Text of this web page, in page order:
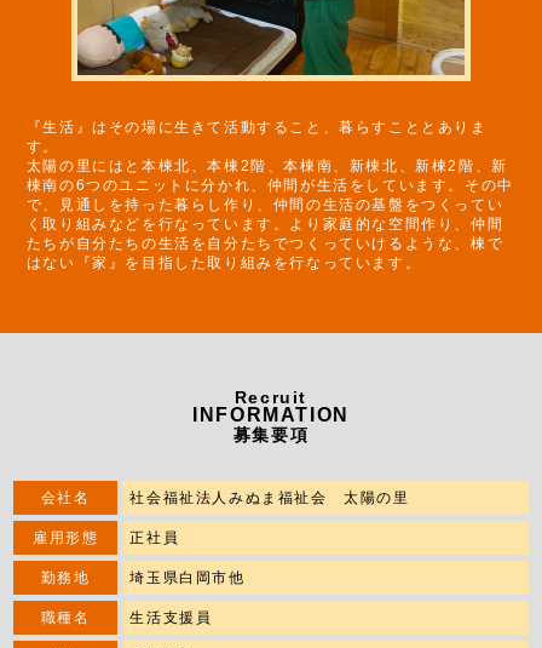
『生活』はその場に生きて活動すること、暮らすこととありま
す。
太陽の里にはと本棟北、本棟2階、本棟南、新棟北、新棟2階、新
棟南の6つのユニットに分かれ、仲間が生活をしています。その中
で、見通しを持った暮らし作り、仲間の生活の基盤をつくってい
く取り組みなどを行なっています。より家庭的な空間作り、仲間
たちが自分たちの生活を自分たちでつくっていけるような、棟で
はない『家』を目指した取り組みを行なっています。
Recruit
INFORMATION
募集要項
会社名 社会福祉法人みぬま福祉会 太陽の里
雇用形態 正社員
勤務地 埼玉県白岡市他
職種名 生活支援員